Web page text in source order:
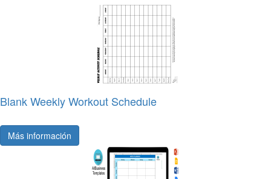
Blank Weekly Workout Schedule
Más información